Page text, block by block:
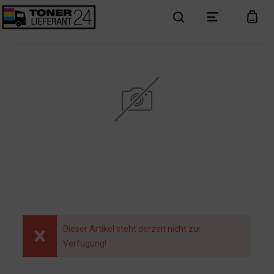
search menu cart
Dieser Artikel steht derzeit nicht zur
Verfügung!